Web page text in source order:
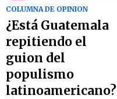
COLUMNA DE OPINION
¿Está Guatemala
repitiendo el
guion del
populismo
latinoamericano?